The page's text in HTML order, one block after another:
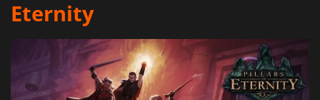
LOG IN OF REGISTREER
Eternity